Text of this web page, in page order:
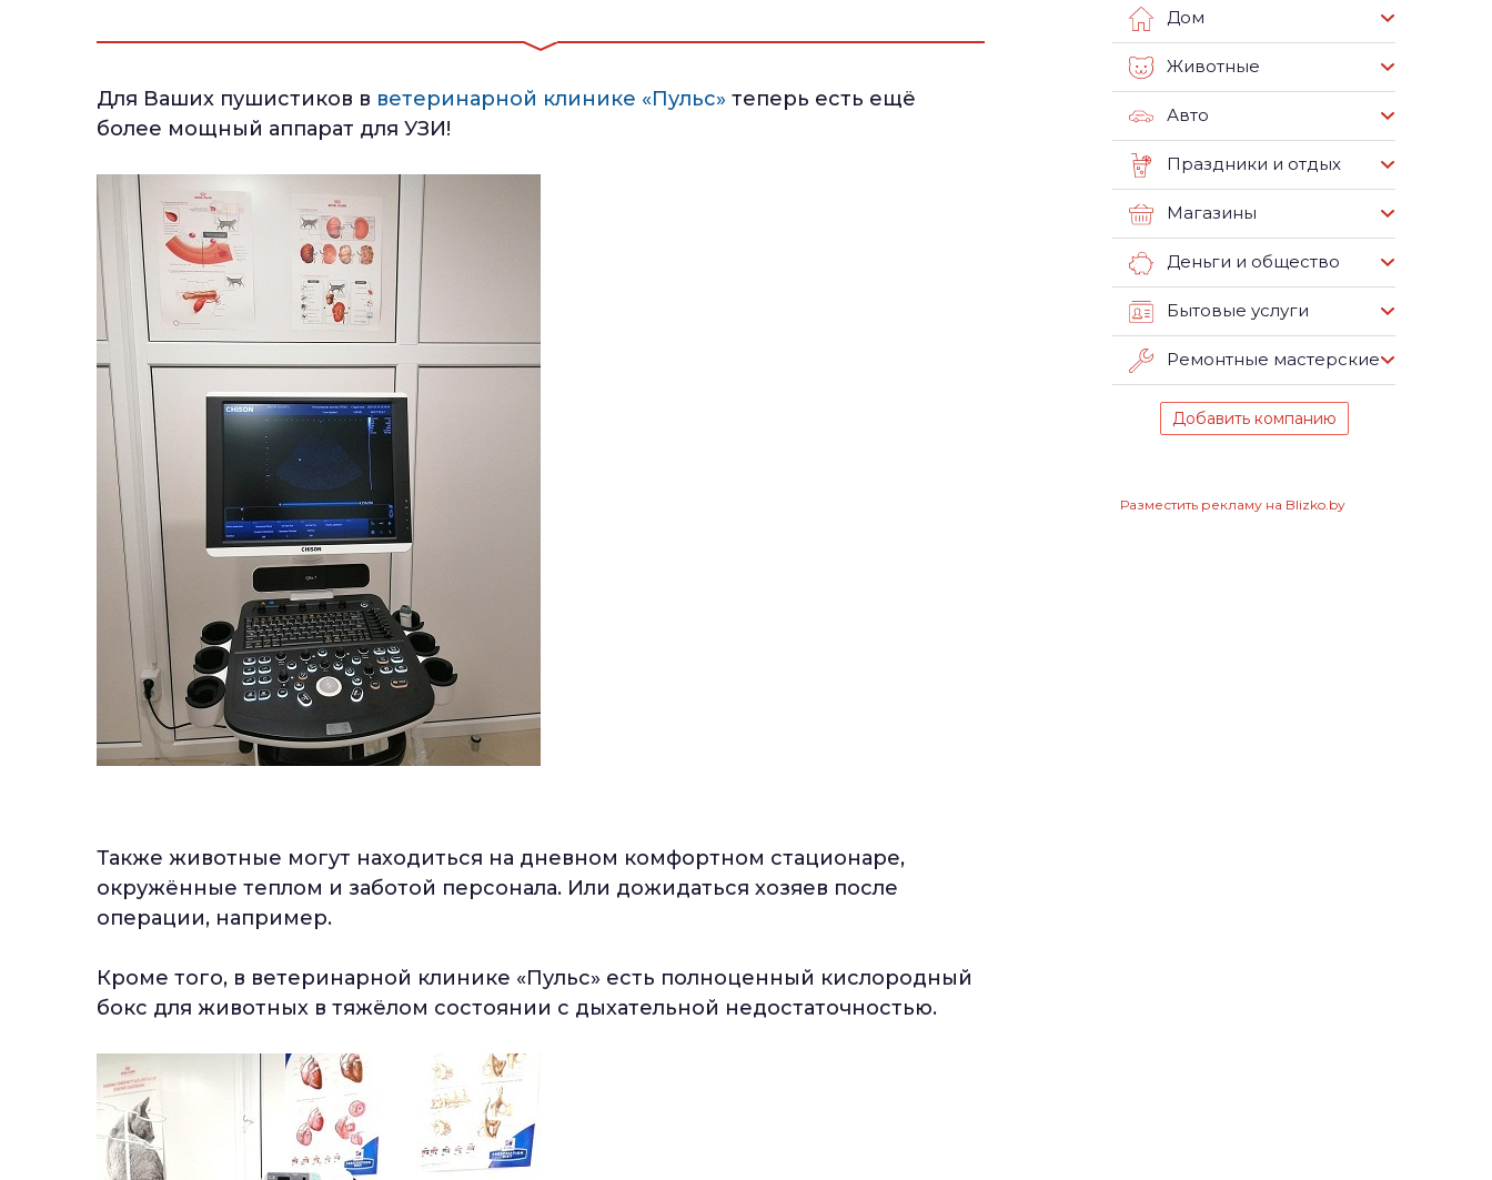
Для Ваших пушистиков в ветеринарной клинике «Пульс» теперь есть ещё
более мощный аппарат для УЗИ!
Также животные могут находиться на дневном комфортном стационаре,
окружённые теплом и заботой персонала. Или дожидаться хозяев после
операции, например.
Кроме того, в ветеринарной клинике «Пульс» есть полноценный кислородный
бокс для животных в тяжёлом состоянии с дыхательной недостаточностью.
Дом
Животные
Авто
Праздники и отдых
Магазины
Деньги и общество
Бытовые услуги
Ремонтные мастерские
Добавить компанию
Разместить рекламу на Blizko.by